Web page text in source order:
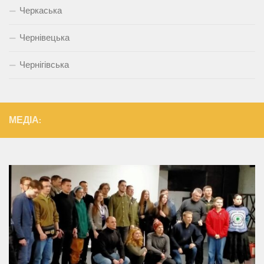
Черкаська
Чернівецька
Чернігівська
МЕДІА: